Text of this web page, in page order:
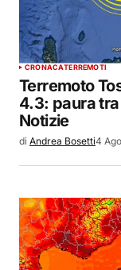
CRONACATERREMOTI
Terremoto
4.3: paura
Notizie
di Andrea Bosetti4